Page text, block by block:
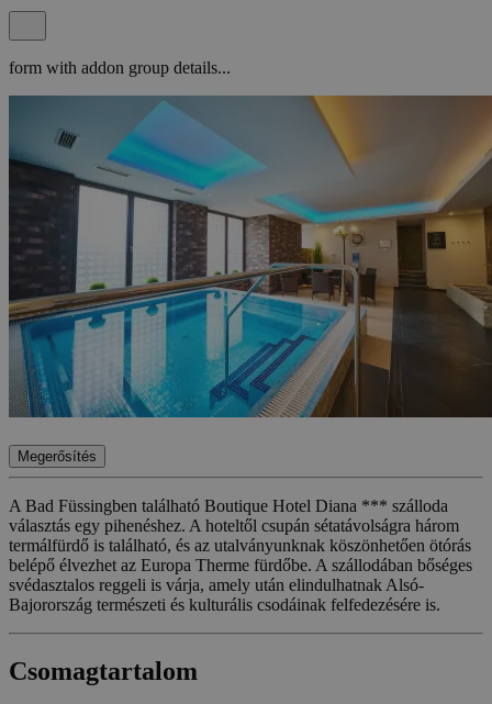
form with addon group details...
Megerősítés
A Bad Füssingben található Boutique Hotel Diana *** szálloda
választás egy pihenéshez. A hoteltől csupán sétatávolságra három
termálfürdő is található, és az utalványunknak köszönhetően ötórás
belépő élvezhet az Europa Therme fürdőbe. A szállodában bőséges
svédasztalos reggeli is várja, amely után elindulhatnak Alsó-
Bajorország természeti és kulturális csodáinak felfedezésére is.
Csomagtartalom